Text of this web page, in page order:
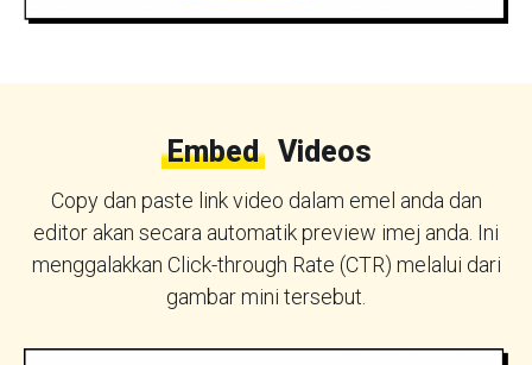
Embed Videos
Copy dan paste link video dalam emel anda dan
editor akan secara automatik preview imej anda. Ini
menggalakkan Click-through Rate (CTR) melalui dari
gambar mini tersebut.